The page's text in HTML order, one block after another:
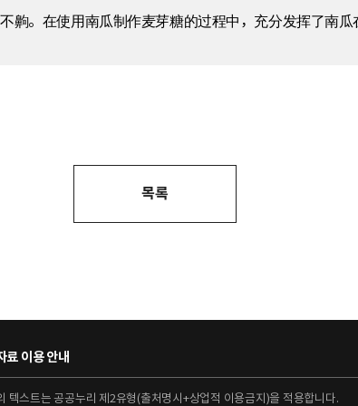
。在使用南瓜制作麦芽糖的过程中，充分发挥了南瓜
목록
료 이용 안내
텍스트는 공공누리 제2유형(출처명시+상업적 이용금지)을 적용합니다.